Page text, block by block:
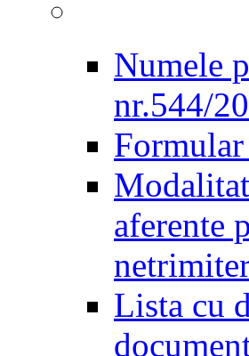
Numele
nr.544/
aferente
Lista cu